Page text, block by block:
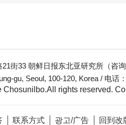
街33 朝鲜日报东北亚研究所（咨
gu, Seoul, 100-120, Korea / 电话
rights reserved.
联系方式 광고/广告 回到改